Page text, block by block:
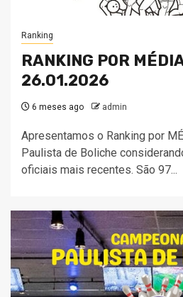
Ranking
RANKING POR
26.01.2026
6 meses ago admin
Apresentamos o Ranking por
Paulista de Boliche
oficiais mais recentes. São 97...